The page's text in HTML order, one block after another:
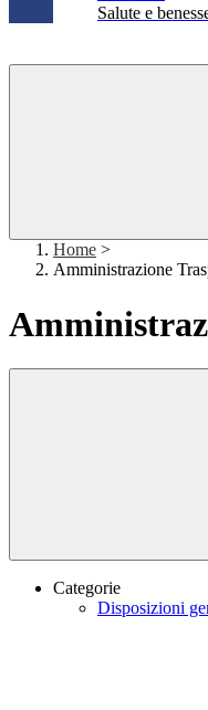
Salute e
Home >
Amministrazione
Categorie
Disposizioni